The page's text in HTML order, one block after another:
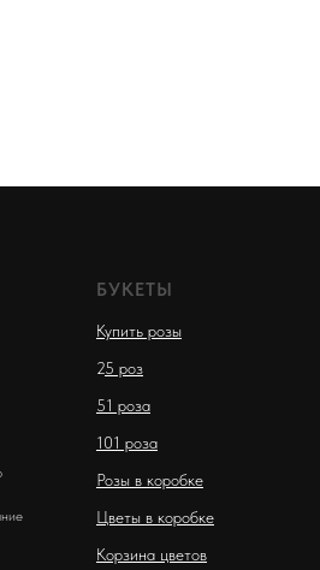
БУКЕТЫ
Купить розы
25 роз
51 роза
101 роза
Розы в коробке
Цветы в коробке
Корзина цветов